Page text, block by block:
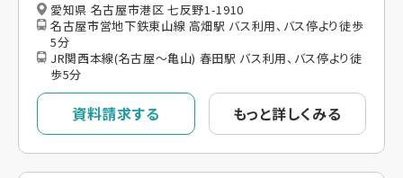
愛知県 名古屋市港区 七反野1-1910
名古屋市営地下鉄東山線 高畑駅 バス利用、バス停より徒歩
5分
JR関西本線(名古屋～亀山) 春田駅 バス利用、バス停より徒
歩5分
資料請求する もっと詳しくみる